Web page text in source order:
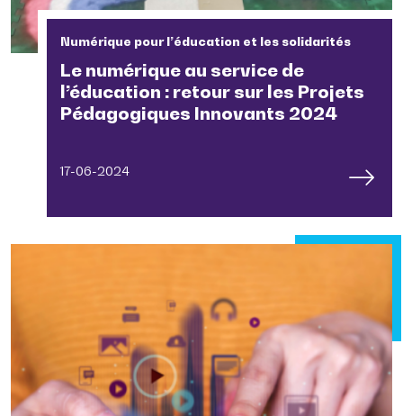
Numérique pour l’éducation et les solidarités
Le numérique au service de
l’éducation : retour sur les Projets
Pédagogiques Innovants 2024
17-06-2024